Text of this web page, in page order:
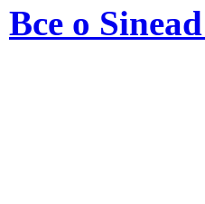
Все о